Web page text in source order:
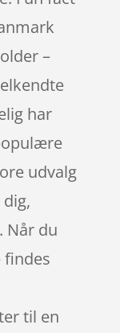
–
har
udvalg
Når du
findes
til en